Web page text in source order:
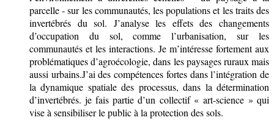
parcelle - sur les communautés, les populations et les traits des
invertébrés du sol. J’analyse les effets des changements
d’occupation du sol, comme l’urbanisation, sur les
communautés et les interactions. Je m’intéresse fortement aux
problématiques d’agroécologie, dans les paysages ruraux mais
aussi urbains.J’ai des compétences fortes dans l’intégration de
la dynamique spatiale des processus, dans la détermination
d’invertébrés. je fais partie d’un collectif « art-science » qui
vise à sensibiliser le public à la protection des sols.